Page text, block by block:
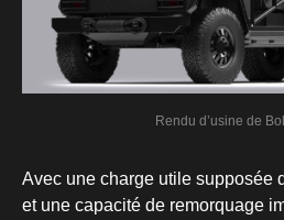
Rendu d’usine de
Avec une charge utile supposée
et une capacité de remorquage